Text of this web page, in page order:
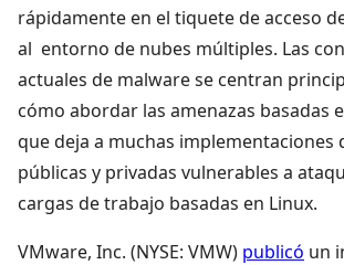
rápidamente en el tiquete de acceso
al entorno de nubes múltiples. Las
actuales de malware se centran
cómo abordar las amenazas basadas
que deja a muchas implementaciones
públicas y privadas vulnerables a
cargas de trabajo basadas en Linux.
VMware, Inc. (NYSE: VMW) publicó un